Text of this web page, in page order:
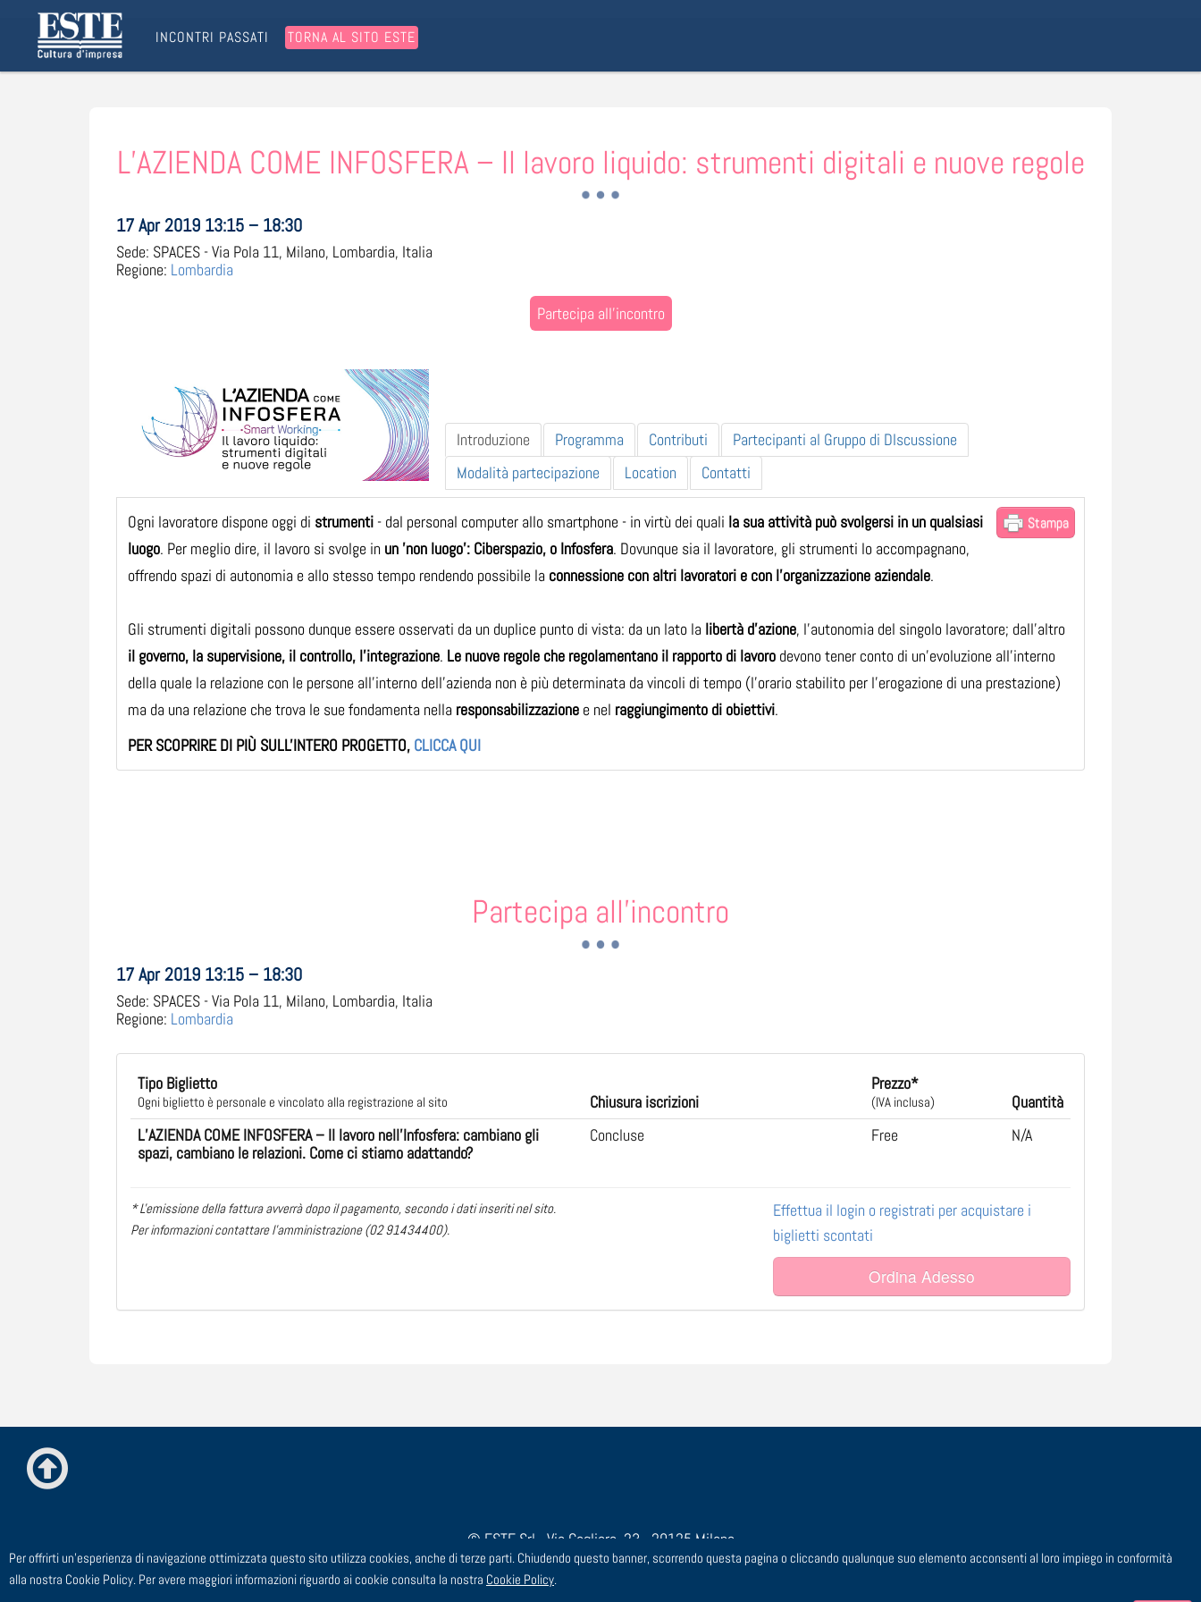
INCONTRI PASSATI TORNA AL SITO ESTE
L’AZIENDA COME INFOSFERA – Il lavoro liquido: strumenti digitali e nuove regole
17 Apr 2019 13:15 – 18:30
Sede: SPACES - Via Pola 11, Milano, Lombardia, Italia
Regione: Lombardia
Partecipa all'incontro
Introduzione Programma Contributi
Partecipanti al Gruppo di DIscussione
Modalità partecipazione
Location Contatti
Stampa
Ogni lavoratore dispone oggi di strumenti - dal personal computer allo smartphone - in virtù dei quali la sua attività può svolgersi in un qualsiasi
luogo. Per meglio dire, il lavoro si svolge in un 'non luogo': Ciberspazio, o Infosfera. Dovunque sia il lavoratore, gli strumenti lo accompagnano,
offrendo spazi di autonomia e allo stesso tempo rendendo possibile la connessione con altri lavoratori e con l’organizzazione aziendale.
Gli strumenti digitali possono dunque essere osservati da un duplice punto di vista: da un lato la libertà d’azione, l’autonomia del singolo lavoratore; dall’altro
il governo, la supervisione, il controllo, l’integrazione. Le nuove regole che regolamentano il rapporto di lavoro devono tener conto di un’evoluzione all’interno
della quale la relazione con le persone all’interno dell’azienda non è più determinata da vincoli di tempo (l’orario stabilito per l’erogazione di una prestazione)
ma da una relazione che trova le sue fondamenta nella responsabilizzazione e nel raggiungimento di obiettivi.
PER SCOPRIRE DI PIÙ SULL'INTERO PROGETTO, CLICCA QUI
Partecipa all'incontro
17 Apr 2019 13:15 – 18:30
Sede: SPACES - Via Pola 11, Milano, Lombardia, Italia
Regione: Lombardia
Tipo Biglietto
Ogni biglietto è personale e vincolato alla registrazione al sito Chiusura iscrizioni
Prezzo*
(IVA inclusa)
Quantità
L’AZIENDA COME INFOSFERA – Il lavoro nell’Infosfera: cambiano gli
spazi, cambiano le relazioni. Come ci stiamo adattando?
Concluse Free N/A
* L'emissione della fattura avverrà dopo il pagamento, secondo i dati inseriti nel sito.
Per informazioni contattare l'amministrazione (02 91434400).
Effettua il login o registrati per acquistare i
biglietti scontati
Ordina Adesso
© ESTE Srl - Via Cagliero, 23 - 20125 Milano
TEL: 02 91 43 44 00 - FAX: 02 91 43 44 24 - EMAIL: segreteria@este.it - P.I. 00729910158
Per offrirti un'esperienza di navigazione ottimizzata questo sito utilizza cookies, anche di terze parti. Chiudendo questo banner, scorrendo questa pagina o cliccando qualunque suo elemento acconsenti al loro impiego in conformità
alla nostra Cookie Policy. Per avere maggiori informazioni riguardo ai cookie consulta la nostra Cookie Policy.